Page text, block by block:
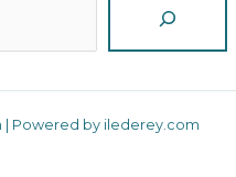
Powered by ilederey.com